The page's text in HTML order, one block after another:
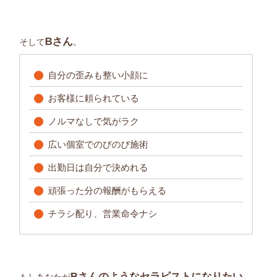
そしてBさん。
自分の歪みも整い小顔に
お客様に頼られている
ノルマなしで気がラク
広い個室でのびのび施術
出勤日は自分で決めれる
頑張った分の報酬がもらえる
チラシ配り、営業命令ナシ